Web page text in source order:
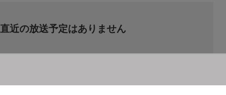
直近の放送予定はありません